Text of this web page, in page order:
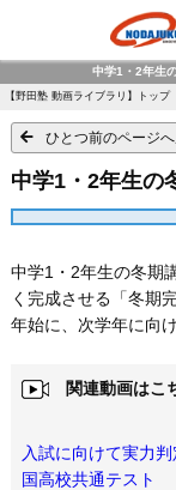
中学1・2年生
【野田塾 動画ライブラリ】トップ
ひとつ前のページ
中学1・2年生
中学1・2年生の冬期
く完成させる「冬期
年始に、次学年に向
関連動画はこ
入試に向けて実力
国高校共通テスト